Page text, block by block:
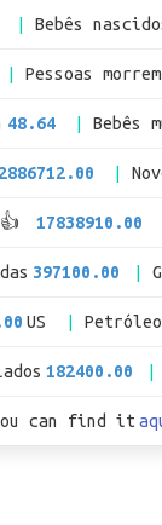
Bebês
Pessoas
48.64 Bebês
17838910.00
397100.00
US
182400.00
can find it